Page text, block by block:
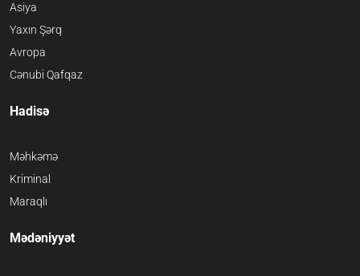
Asiya
Yaxın Şərq
Avropa
Cənubi Qafqaz
Hadisə
Məhkəmə
Kriminal
Maraqlı
Mədəniyyət